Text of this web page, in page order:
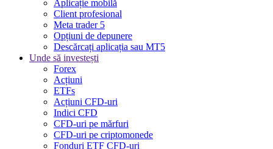
Aplicație mobilă
Client profesional
Meta trader 5
Opțiuni de depunere
Descărcați aplicația sau MT5
Unde să investești
Forex
Acțiuni
ETFs
Acțiuni CFD-uri
Indici CFD
CFD-uri pe mărfuri
CFD-uri pe criptomonede
Fonduri ETF CFD-uri